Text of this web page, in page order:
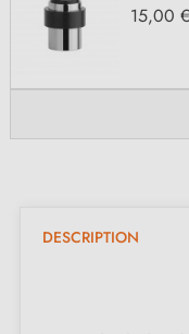
15,00 €
DESCRIPTION